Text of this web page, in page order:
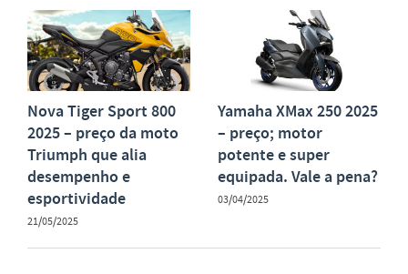
Nova Tiger Sport 800
2025 – preço da moto
Triumph que alia
desempenho e
esportividade
21/05/2025
Yamaha XMax 250 2025
– preço; motor
potente e super
equipada. Vale a pena?
03/04/2025